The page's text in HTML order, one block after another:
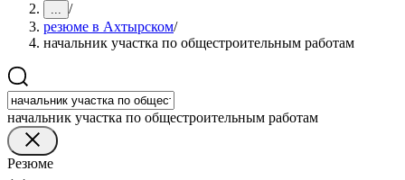
... /
резюме в Ахтырском/
начальник участка по общестроительным работам
начальник участка по общестроительным работам
Резюме